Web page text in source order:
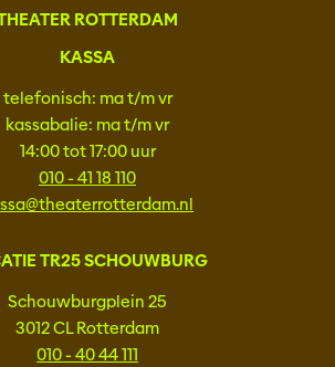
ROTTERDAM
KASSA
telefonisch: ma t/m vr
kassabalie: ma t/m vr
14:00 tot 17:00 uur
010 - 41 18 110
TR25 SCHOUWBURG
Schouwburgplein 25
3012 CL Rotterdam
010 - 40 44 111